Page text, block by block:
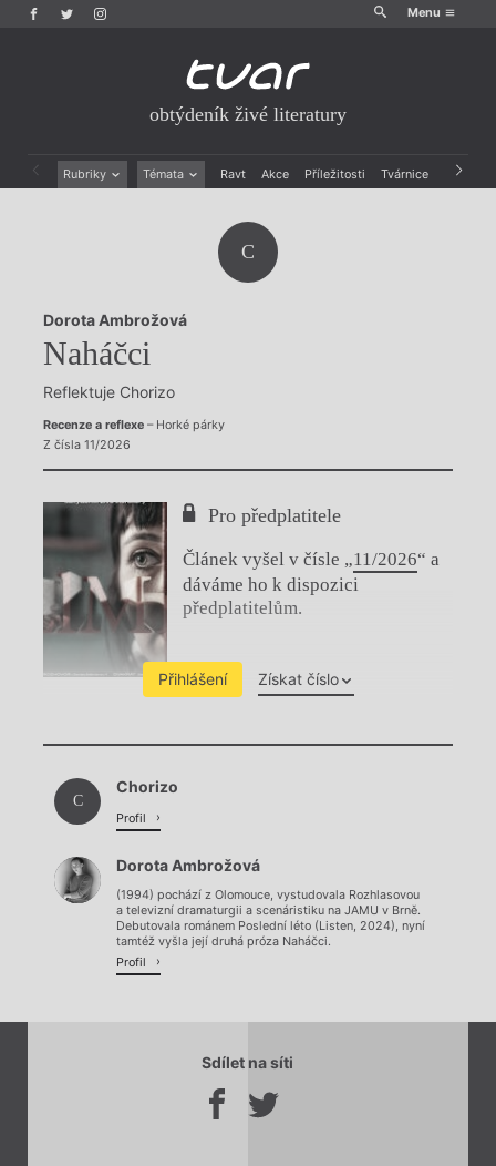
Menu
obtýdeník živé literatury
Rubriky Témata Ravt Akce Příležitosti Tvárnice Archiv
Rozhovory
Dokument
Výroční ceny
C
Dorota Ambrožová
Naháčci
Reflektuje Chorizo
Recenze a reflexe– Horké párky
Z čísla 11/2026
Pro předplatitele
Článek vyšel v čísle „11/2026“ a
dáváme ho k dispozici
předplatitelům.
Přihlášení Získat číslo
Chviličku.
C
Chorizo
Profil
Dorota Ambrožová
(1994) pochází z Olomouce, vystudovala Rozhlasovou
a televizní dramaturgii a scenáristiku na JAMU v Brně.
Debutovala románem Poslední léto (Listen, 2024), nyní
tamtéž vyšla její druhá próza Naháčci.
Profil
Sdílet na síti